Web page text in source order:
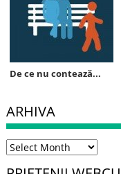
De ce nu contează...
ARHIVA
Arhiva